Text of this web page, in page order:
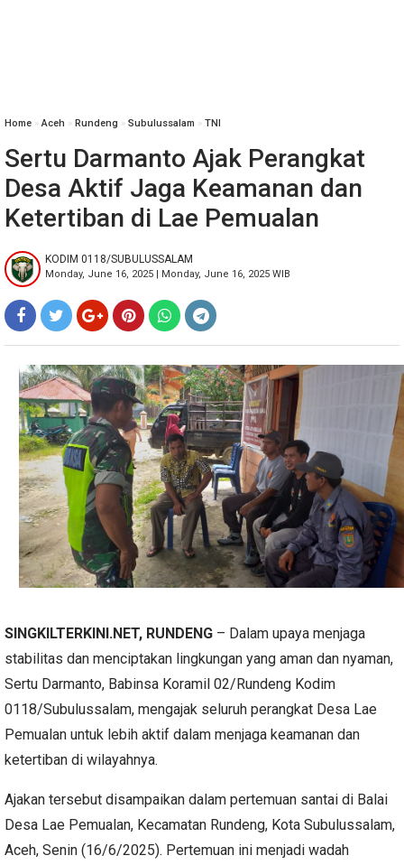
Home »‎Aceh » Rundeng » Subulussalam » TNI
Sertu Darmanto Ajak Perangkat
Desa Aktif Jaga Keamanan dan
Ketertiban di Lae Pemualan
KODIM 0118/SUBULUSSALAM
Monday, June 16, 2025 | Monday, June 16, 2025 WIB
SINGKILTERKINI.NET, RUNDENG – Dalam upaya menjaga
stabilitas dan menciptakan lingkungan yang aman dan nyaman,
Sertu Darmanto, Babinsa Koramil 02/Rundeng Kodim
0118/Subulussalam, mengajak seluruh perangkat Desa Lae
Pemualan untuk lebih aktif dalam menjaga keamanan dan
ketertiban di wilayahnya.
Ajakan tersebut disampaikan dalam pertemuan santai di Balai
Desa Lae Pemualan, Kecamatan Rundeng, Kota Subulussalam,
Aceh, Senin (16/6/2025). Pertemuan ini menjadi wadah